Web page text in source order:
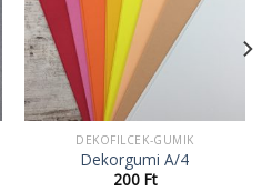
DEKOFILCEK-GUMIK
Dekorgumi A/4
200 Ft